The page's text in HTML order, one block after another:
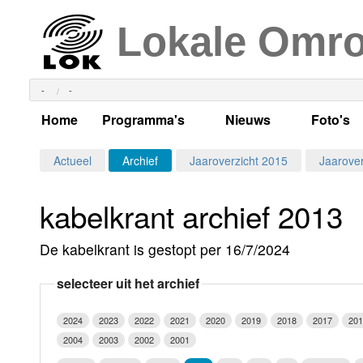
Lokale
- -
Home Programma's
Alle dagen
Per dag
Maandag
Luister LOK Live
Nieuws
Actueel Lokaal
Kabelkrant
Foto's
Actueel Archief Jaaroverzicht 2015
kabelkrant archief 2013
De kabelkrant is gestopt per 16/7/2024
selecteer uit het archief
2024 2023 2022 2021 2020 2019 2018 2017
2004
2003 2002
2001